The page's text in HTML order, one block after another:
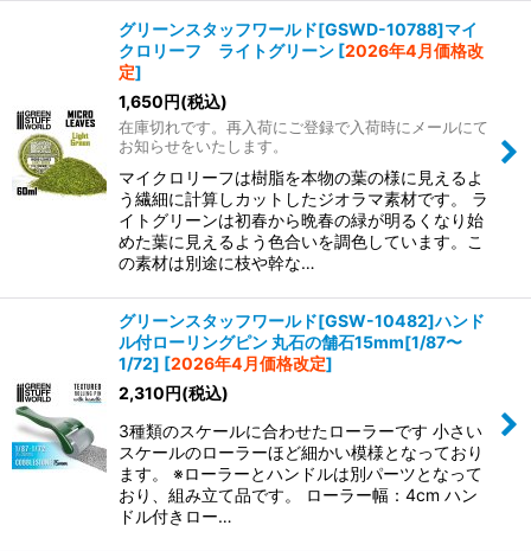
グリーンスタッフワールド[GSWD-10788]マイ
クロリーフ ライトグリーン [2026年4月価格改
定]
1,650円(税込)
在庫切れです。再入荷にご登録で入荷時にメールにて
お知らせをいたします。
マイクロリーフは樹脂を本物の葉の様に見えるよ
う繊細に計算しカットしたジオラマ素材です。 ラ
イトグリーンは初春から晩春の緑が明るくなり始
めた葉に見えるよう色合いを調色しています。こ
の素材は別途に枝や幹な…
グリーンスタッフワールド[GSW-10482]ハンド
ル付ローリングピン 丸石の舗石15mm[1/87〜
1/72] [2026年4月価格改定]
2,310円(税込)
3種類のスケールに合わせたローラーです 小さい
スケールのローラーほど細かい模様となっており
ます。 ※ローラーとハンドルは別パーツとなって
おり、組み立て品です。 ローラー幅：4cm ハン
ドル付きロー…